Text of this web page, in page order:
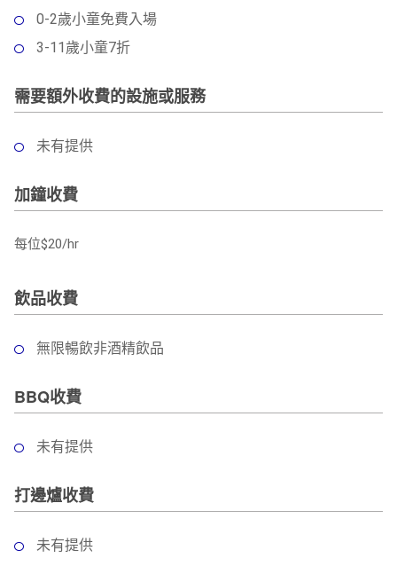
0-2歲小童免費入場
3-11歲小童7折
需要額外收費的設施或服務
未有提供
加鐘收費
每位$20/hr
飲品收費
無限暢飲非酒精飲品
BBQ收費
未有提供
打邊爐收費
未有提供